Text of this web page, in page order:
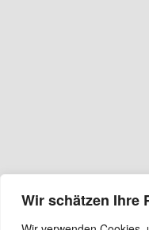
Wir schätzen Ihre